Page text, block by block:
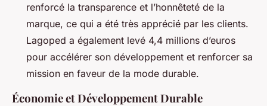
renforcé la transparence et l’honnêteté de la
marque, ce qui a été très apprécié par les clients.
Lagoped a également levé 4,4 millions d’euros
pour accélérer son développement et renforcer sa
mission en faveur de la mode durable.
Économie et Développement Durable